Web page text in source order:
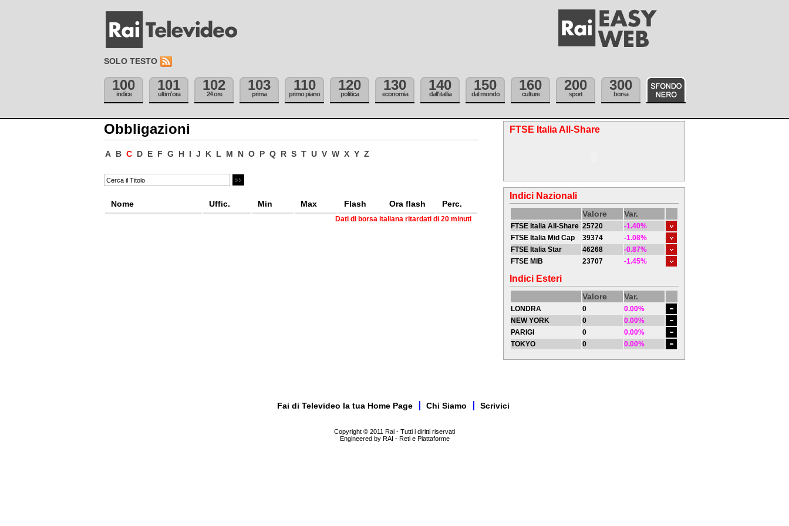
SOLO TESTO
100
indice
101
ultim'ora
102
24 ore
103
prima
110
primo piano
120
politica
130
economia
140
dall'itallia
150
dal mondo
160
culture
200
sport
300
borsa
Obbligazioni
A B C D E F G H I J K L M N O P Q R S T U V W X Y Z
Nome Uffic. Min Max Flash Ora flash Perc.
Dati di borsa italiana ritardati di 20 minuti
FTSE Italia All-Share
Indici Nazionali
Valore Var.
FTSE Italia All-Share 25720
-1.40%
FTSE Italia Mid Cap
39374
-1.08%
FTSE Italia Star
46268
-0.87%
FTSE MIB
23707 -1.45%
Indici Esteri
Valore Var.
LONDRA 0
0.00%
NEW YORK
0
0.00%
PARIGI
0
0.00%
TOKYO
0 0.00%
Fai di Televideo la tua Home Page Chi Siamo Scrivici
Copyright © 2011 Rai - Tutti i diritti riservati
Engineered by RAI - Reti e Piattaforme